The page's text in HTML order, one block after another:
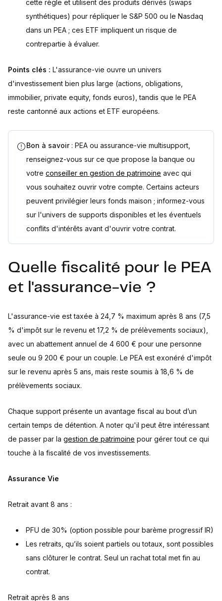
cette règle et utilisent des produits dérivés (swaps
synthétiques) pour répliquer le S&P 500 ou le Nasdaq
dans un PEA ; ces ETF impliquent un risque de
contrepartie à évaluer.
Points clés : L'assurance-vie ouvre un univers
d'investissement bien plus large (actions, obligations,
immobilier, private equity, fonds euros), tandis que le PEA
reste cantonné aux actions et ETF européens.
Bon à savoir: PEA ou assurance-vie multisupport,
renseignez-vous sur ce que propose la banque ou
votre conseiller en gestion de patrimoine avec qui
vous souhaitez ouvrir votre compte. Certains acteurs
peuvent privilégier leurs fonds maison ; informez-vous
sur l'univers de supports disponibles et les éventuels
conflits d'intérêts avant d'ouvrir votre contrat.
Quelle fiscalité pour le PEA
et l'assurance-vie ?
L'assurance-vie est taxée à 24,7 % maximum après 8 ans (7,5
% d'impôt sur le revenu et 17,2 % de prélèvements sociaux),
avec un abattement annuel de 4 600 € pour une personne
seule ou 9 200 € pour un couple. Le PEA est exonéré d'impôt
sur le revenu après 5 ans, mais reste soumis à 18,6 % de
prélèvements sociaux.
Chaque support présente un avantage fiscal au bout d’un
certain temps de détention. A noter qu'il peut être intéressant
de passer par la gestion de patrimoine pour gérer tout ce qui
touche à la fiscalité de vos investissements.
Assurance Vie
Retrait avant 8 ans :
PFU de 30% (option possible pour barème progressif IR)
Les retraits, qu’ils soient partiels ou totaux, sont possibles
sans clôturer le contrat. Seul un rachat total met fin au
contrat.
Retrait après 8 ans